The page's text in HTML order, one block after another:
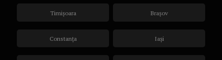
Timișoara
Constanța
Brașov
Iași